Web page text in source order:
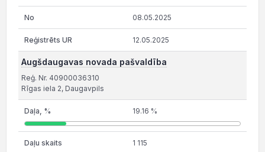
08.05.2025
12.05.2025
Augšdaugavas novada pašvaldība
Reģ. Nr. 40900036310
Rīgas iela 2, Daugavpils
19.16 %
1 115